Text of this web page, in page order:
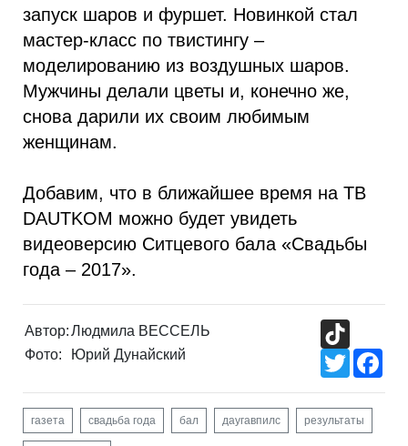
запуск шаров и фуршет. Новинкой стал
мастер-класс по твистингу –
моделированию из воздушных шаров.
Мужчины делали цветы и, конечно же,
снова дарили их своим любимым
женщинам.
Добавим, что в ближайшее время на ТВ
DAUTKOM можно будет увидеть
видеоверсию Ситцевого бала «Свадьбы
года – 2017».
Автор:Людмила ВЕССЕЛЬ
Фото:
Юрий Дунайский
Twitter
газета свадьба года бал даугавпилс результаты